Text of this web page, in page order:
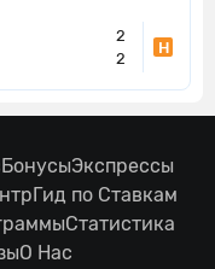
2
2
Н
БонусыЭкспрессы
Гид по Ставкам
Статистика
О Нас